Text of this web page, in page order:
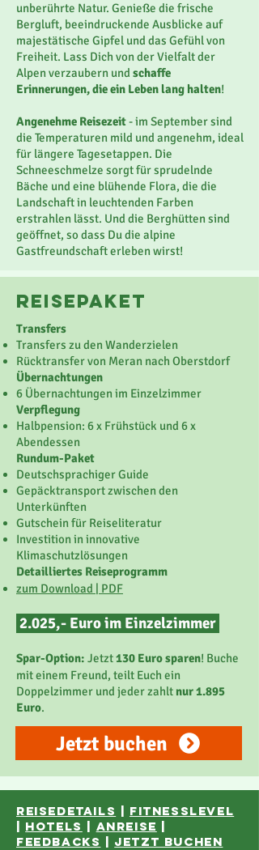
unberührte Natur. Genieße die frische
Bergluft, beeindruckende Ausblicke auf
majestätische Gipfel und das Gefühl von
Freiheit. Lass Dich von der Vielfalt der
Alpen verzaubern und schaffe
Erinnerungen, die ein Leben lang halten!
Angenehme Reisezeit-im September sind
die Temperaturen mild und angenehm, ideal
für längere Tagesetappen. Die
Schneeschmelze sorgt für sprudelnde
Bäche und eine blühende Flora, die die
Landschaft in leuchtenden Farben
erstrahlen lässt. Und die Berghütten sind
geöffnet, so dass Du die alpine
Gastfreundschaft erleben wirst!
reisepaket
Transfers
Transfers zu den Wanderzielen
Rücktransfer von Meran nach Oberstdorf
Übernachtungen
6 Übernachtungen im Einzelzimmer
Verpflegung
Halbpension: 6 x Frühstück und 6 x
Abendessen
Rundum-Paket
Deutschsprachiger Guide
Gepäcktransport zwischen den
Unterkünften
Gutschein für Reiseliteratur
Investition in innovative
Klimaschutzlösungen
Detailliertes Reiseprogramm
zum Download | PDF
2.025,- Euro im Einzelzimmer
Spar-Option: Jetzt130 Euro sparen! Buche
mit einem Freund, teilt Euch ein
Doppelzimmer und jeder zahlt nur 1.895
Euro.
Jetzt buchen
reisedetails | fitnesslevel
| hotelS | ANREISE |
feedbacks | JETZT BUCHEN